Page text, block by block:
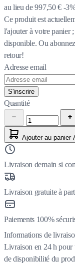
au lieu de997,50 € -
Ce produit est
l'ajouter à votre panier
disponible. Ou
retour!
Adresse email
S'inscrire
Quantité
Ajouter au panier
Livraison demain si
Livraison gratuite à
Paiements 100%
Informations de
Livraison en 24 h pour
de disponibilité du